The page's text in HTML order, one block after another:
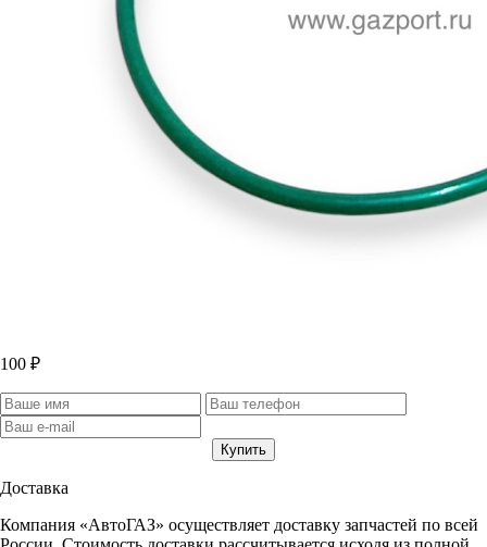
100 ₽
Доставка
Компания «АвтоГАЗ» осуществляет доставку запчастей по всей